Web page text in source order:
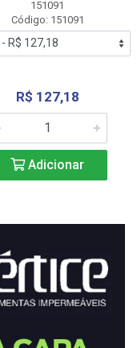
151091
Código: 151091
R$ 127,18
Adicionar